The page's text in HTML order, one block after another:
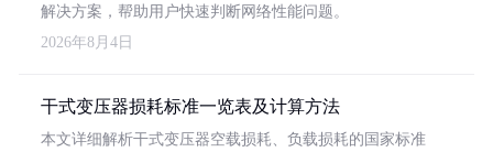
解决方案，帮助用户快速判断网络性能问题。
2026年8月4日
干式变压器损耗标准一览表及计算方法
本文详细解析干式变压器空载损耗、负载损耗的国家标准